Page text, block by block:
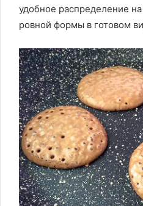
удобное распределение
ровной формы в готовом